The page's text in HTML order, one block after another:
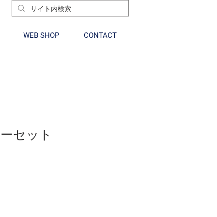
WEB SHOP CONTACT
セット